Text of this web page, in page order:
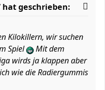
hat geschrieben:
Kilokillern, wir suchen
Spiel
Mit dem
wirds ja klappen aber
wie die Radiergummis